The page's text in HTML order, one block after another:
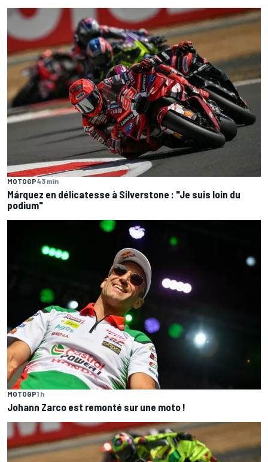
MOTOGP43 min
Márquez en délicatesse à Silverstone : "Je suis loin du
podium"
MOTOGP1 h
Johann Zarco est remonté sur une moto !